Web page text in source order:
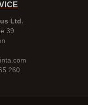
Ltd.
39